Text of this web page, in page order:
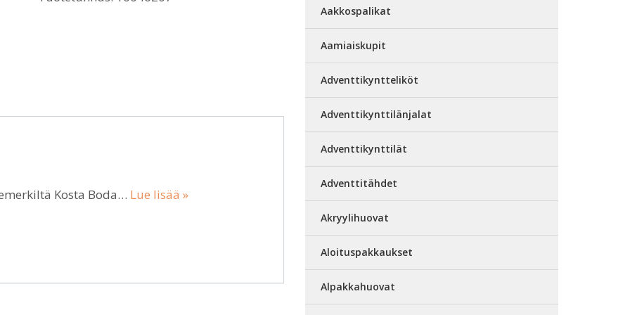
Kosta Boda… Lue lisää »
Aakkospalikat
Aamiaiskupit
Adventtikyntteliköt
Adventtikynttilänjalat
Adventtikynttilät
Adventtitähdet
Akryylihuovat
Aloituspakkaukset
Alpakkahuovat